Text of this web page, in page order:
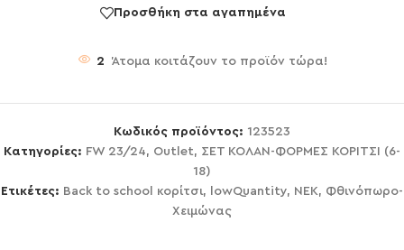
Προσθήκη στα αγαπημένα
2 Άτομα κοιτάζουν το προϊόν τώρα!
Κωδικός προϊόντος: 123523
Κατηγορίες: FW 23/24, Outlet, ΣΕΤ ΚΟΛΑΝ-ΦΟΡΜΕΣ ΚΟΡΙΤΣΙ (6-
18)
Ετικέτες: Back to school κορίτσι, lowQuantity, NEK, Φθινόπωρο-
Χειμώνας